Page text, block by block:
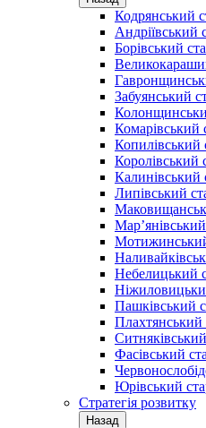
Кодрянський
Андріївський
Борівський
Забуянський
Комарівський
Копилівський
Королівський
Калинівський
Липівський
Небелицький
Пашківський
Плахтянський
Фасівський
Юрівський
Стратегія розвитку
Назад